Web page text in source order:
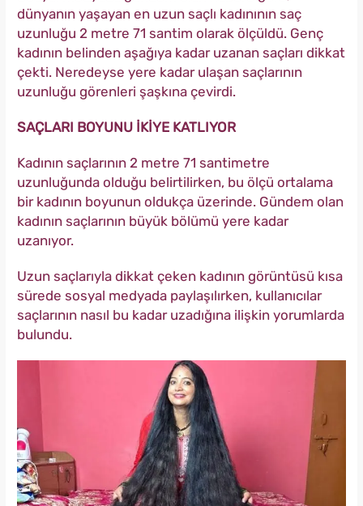
dünyanın yaşayan en uzun saçlı kadınının saç
uzunluğu 2 metre 71 santim olarak ölçüldü. Genç
kadının belinden aşağıya kadar uzanan saçları dikkat
çekti. Neredeyse yere kadar ulaşan saçlarının
uzunluğu görenleri şaşkına çevirdi.
SAÇLARI BOYUNU İKİYE KATLIYOR
Kadının saçlarının 2 metre 71 santimetre
uzunluğunda olduğu belirtilirken, bu ölçü ortalama
bir kadının boyunun oldukça üzerinde. Gündem olan
kadının saçlarının büyük bölümü yere kadar
uzanıyor.
Uzun saçlarıyla dikkat çeken kadının görüntüsü kısa
sürede sosyal medyada paylaşılırken, kullanıcılar
saçlarının nasıl bu kadar uzadığına ilişkin yorumlarda
bulundu.